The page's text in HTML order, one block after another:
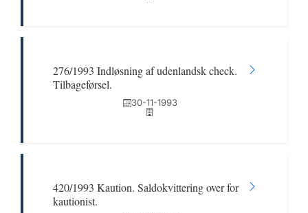
276/1993 Indløsning af udenlandsk check.
Tilbageførsel.
30-11-1993
420/1993 Kaution. Saldokvittering over for
kautionist.